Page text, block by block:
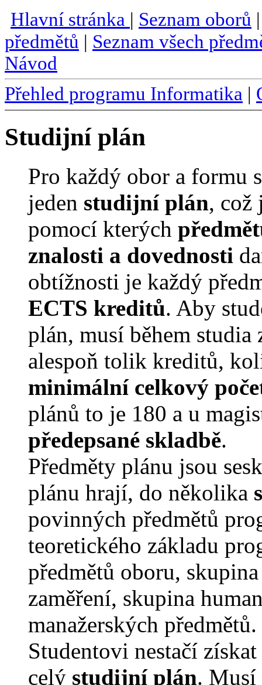
Hlavní stránka | Seznam oborů
předmětů | Seznam všech
Návod
Přehled programu Informatika |
Studijní plán
Pro každý obor a formu
jeden studijní plán, což
pomocí kterých
znalosti a dovednosti
obtížnosti je každý
ECTS kreditů. Aby
plán, musí během studia
alespoň tolik kreditů,
minimální celkový
plánů to je 180 a u
předepsané skladbě.
Předměty plánu jsou
plánu hrají, do několika
povinných předmětů
teoretického základu
předmětů oboru,
zaměření, skupina
manažerských předmětů.
Studentovi nestačí získat
celý studijní plán. Musí